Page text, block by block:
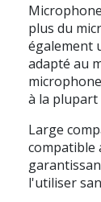
plus du
également
adapté au
à la plupart
Large
compatible
l'utiliser